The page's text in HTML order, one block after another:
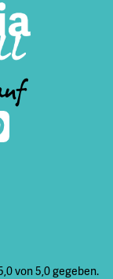
von 5,0 gegeben.